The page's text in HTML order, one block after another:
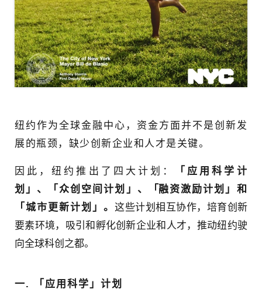
纽约作为全球金融中心，资金方面并不是创新发
展的瓶颈，缺少创新企业和人才是关键。
因此，纽约推出了四大计划：
「应用科学计
划」、「众创空间计划」、
「 融资激励计划」和
「城市更新计划」。 这些计划相互协作，培育创新
要素环境，吸引和孵化创新企业和人才，推动纽约驶
向全球科创之都。
一. 「应用科学」计划